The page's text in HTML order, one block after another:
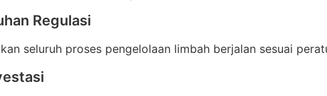
Regulasi
seluruh proses pengelolaan limbah berjalan sesuai